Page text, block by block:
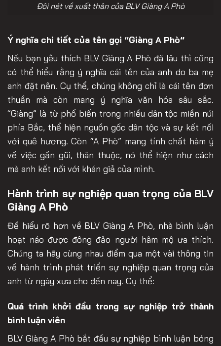
Đôi nét về xuất thân của BLV Giàng A Phò
Ý nghĩa chi tiết của tên gọi “Giàng A Phò”
Nếu bạn yêu thích BLV Giàng A Phò đã lâu thì cũng
có thể hiểu rằng ý nghĩa cái tên của anh do ba mẹ
anh đặt nên. Cụ thể, chúng không chỉ là cái tên đơn
thuần mà còn mang ý nghĩa văn hóa sâu sắc.
“Giàng” là từ phổ biến trong nhiều dân tộc miền núi
phía Bắc, thể hiện nguồn gốc dân tộc và sự kết nối
với quê hương. Còn “A Phò” mang tính chất hàm ý
về việc gần gũi, thân thuộc, nó thể hiện như cách
mà anh kết nối với khán giả của mình.
Hành trình sự nghiệp quan trọng của BLV
Giàng A Phò
Để hiểu rõ hơn về BLV Giàng A Phò, nhà bình luận
hoạt náo được đông đảo người hâm mộ ưa thích.
Chúng ta hãy cùng nhau điểm qua một vài thông tin
về hành trình phát triển sự nghiệp quan trọng của
anh từ ngày xưa cho đến nay. Cụ thể:
Quá trình khởi đầu trong sự nghiệp trở thành
bình luận viên
BLV Giàng A Phò bắt đầu sự nghiệp bình luận bóng